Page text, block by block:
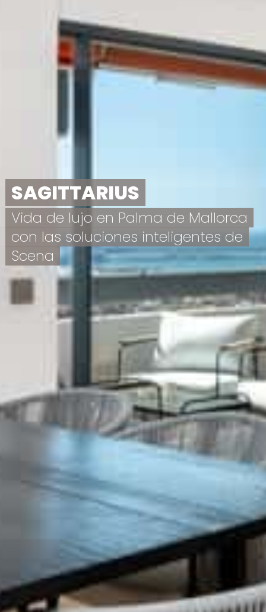
SAGITTARIUS
Vida de lujo en Palma de Mallorca
con las soluciones inteligentes de
Scena